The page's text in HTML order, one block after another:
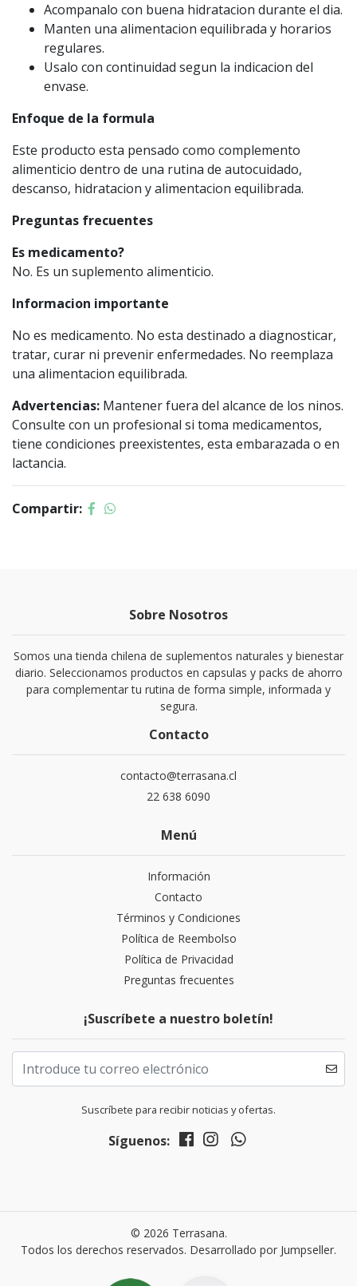
Acompanalo con buena hidratacion durante el dia.
Manten una alimentacion equilibrada y horarios
regulares.
Usalo con continuidad segun la indicacion del
envase.
Enfoque de la formula
Este producto esta pensado como complemento
alimenticio dentro de una rutina de autocuidado,
descanso, hidratacion y alimentacion equilibrada.
Preguntas frecuentes
Es medicamento?
No. Es un suplemento alimenticio.
Informacion importante
No es medicamento. No esta destinado a diagnosticar,
tratar, curar ni prevenir enfermedades. No reemplaza
una alimentacion equilibrada.
Advertencias: Mantener fuera del alcance de los ninos.
Consulte con un profesional si toma medicamentos,
tiene condiciones preexistentes, esta embarazada o en
lactancia.
Compartir:
Sobre Nosotros
Somos una tienda chilena de suplementos naturales y bienestar
diario. Seleccionamos productos en capsulas y packs de ahorro
para complementar tu rutina de forma simple, informada y
segura.
Contacto
contacto@terrasana.cl
22 638 6090
Menú
Información
Contacto
Términos y Condiciones
Política de Reembolso
Política de Privacidad
Preguntas frecuentes
¡Suscríbete a nuestro boletín!
Suscríbete para recibir noticias y ofertas.
Síguenos:
© 2026 Terrasana.
Todos los derechos reservados. Desarrollado por Jumpseller.